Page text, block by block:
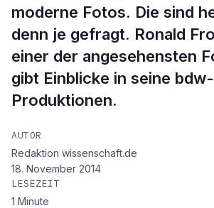
moderne Fotos. Die sind
denn je gefragt. Ronald
einer der angesehensten
gibt Einblicke in seine bdw-
Produktionen.
AUTOR
Redaktion wissenschaft.de
18. November 2014
LESEZEIT
1 Minute